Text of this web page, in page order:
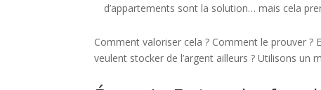
d’appartements sont la solution… mais cela
Comment valoriser cela ? Comment le prouver
veulent stocker de l’argent ailleurs ? Utilisons un